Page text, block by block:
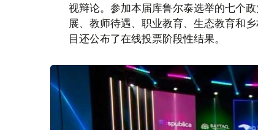
视辩论。参加本届库鲁尔泰选举的七个
展、教师待遇、职业教育、生态教育和
目还公布了在线投票阶段性结果。